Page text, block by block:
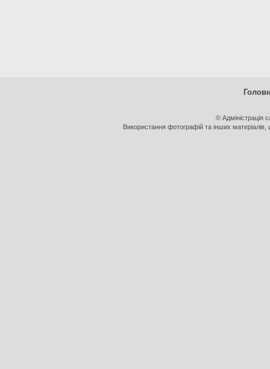
© Адміністрація
Використання фотографій та інших матеріалів,